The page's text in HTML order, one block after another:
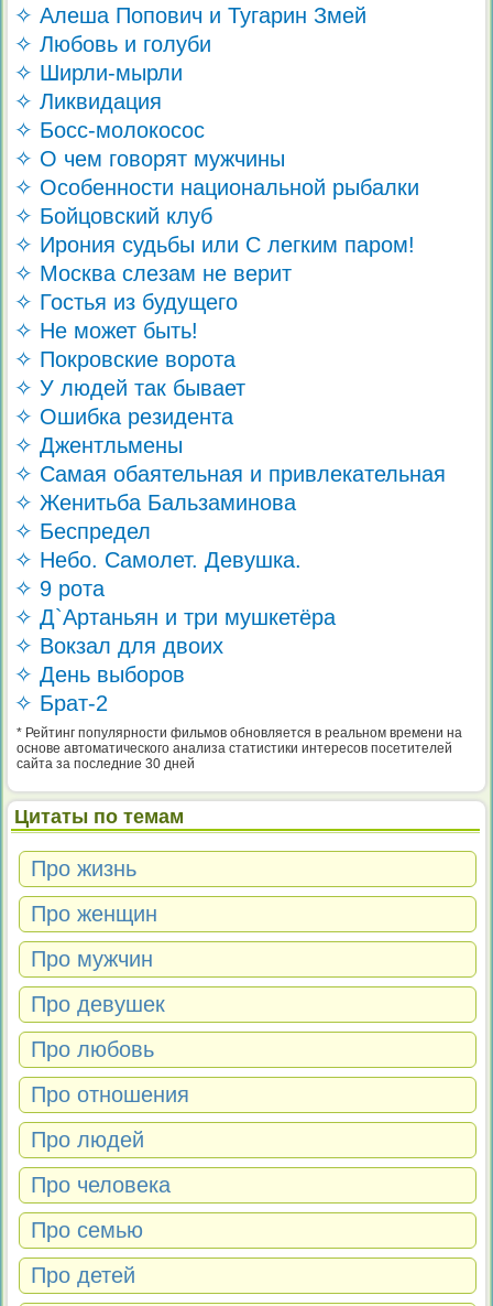
✧ Алеша Попович и Тугарин Змей
✧ Любовь и голуби
✧ Ширли-мырли
✧ Ликвидация
✧ Босс-молокосос
✧ О чем говорят мужчины
✧ Особенности национальной рыбалки
✧ Бойцовский клуб
✧ Ирония судьбы или С легким паром!
✧ Москва слезам не верит
✧ Гостья из будущего
✧ Не может быть!
✧ Покровские ворота
✧ У людей так бывает
✧ Ошибка резидента
✧ Джентльмены
✧ Самая обаятельная и привлекательная
✧ Женитьба Бальзаминова
✧ Беспредел
✧ Небо. Самолет. Девушка.
✧ 9 рота
✧ Д`Артаньян и три мушкетёра
✧ Вокзал для двоих
✧ День выборов
✧ Брат-2
* Рейтинг популярности фильмов обновляется в реальном времени на
основе автоматического анализа статистики интересов посетителей
сайта за последние 30 дней
Цитаты по темам
Про жизнь
Про женщин
Про мужчин
Про девушек
Про любовь
Про отношения
Про людей
Про человека
Про семью
Про детей